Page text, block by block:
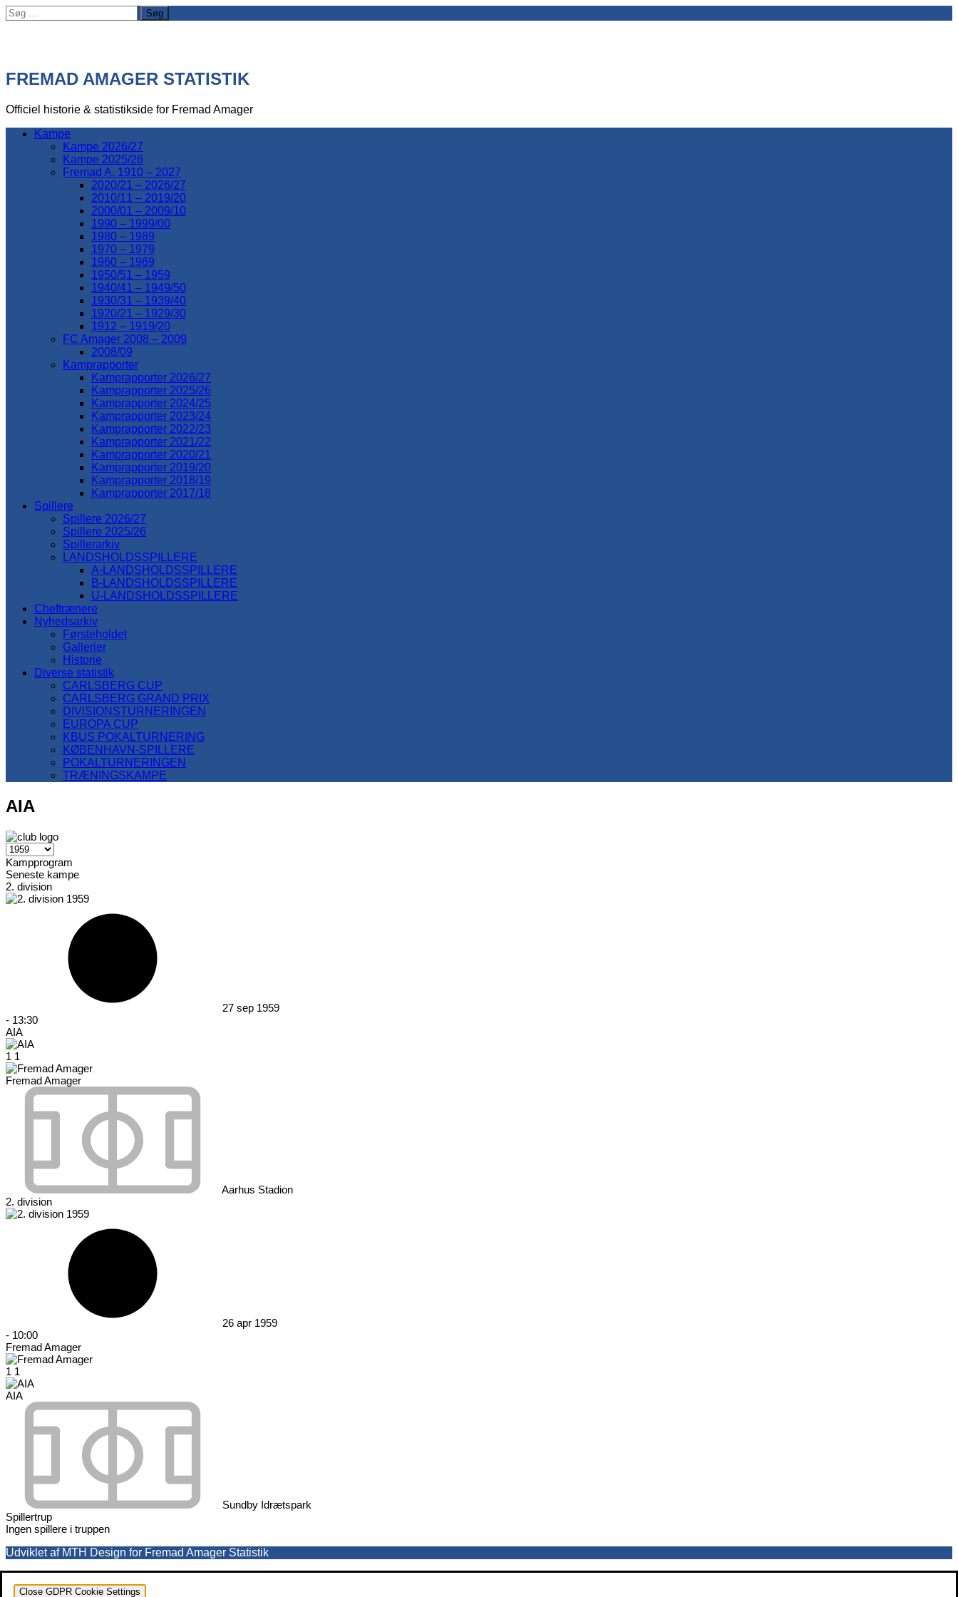
Søg
efter:
FREMAD AMAGER STATISTIK
Officiel historie & statistikside for Fremad Amager
Kampe
Kampe 2026/27
Kampe 2025/26
Fremad A. 1910 – 2027
2020/21 – 2026/27
2010/11 – 2019/20
2000/01 – 2009/10
1990 – 1999/00
1980 – 1989
1970 – 1979
1960 – 1969
1950/51 – 1959
1940/41 – 1949/50
1930/31 – 1939/40
1920/21 – 1929/30
1912 – 1919/20
FC Amager 2008 – 2009
2008/09
Kamprapporter
Kamprapporter 2026/27
Kamprapporter 2025/26
Kamprapporter 2024/25
Kamprapporter 2023/24
Kamprapporter 2022/23
Kamprapporter 2021/22
Kamprapporter 2020/21
Kamprapporter 2019/20
Kamprapporter 2018/19
Kamprapporter 2017/18
Spillere
Spillere 2026/27
Spillere 2025/26
Spillerarkiv
LANDSHOLDSSPILLERE
A-LANDSHOLDSSPILLERE
B-LANDSHOLDSSPILLERE
U-LANDSHOLDSSPILLERE
Cheftrænere
Nyhedsarkiv
Førsteholdet
Gallerier
Historie
Diverse statistik
CARLSBERG CUP
CARLSBERG GRAND PRIX
DIVISIONSTURNERINGEN
EUROPA CUP
KBUS POKALTURNERING
KØBENHAVN-SPILLERE
POKALTURNERINGEN
TRÆNINGSKAMPE
AIA
Kampprogram
Seneste kampe
2. division
27 sep 1959
- 13:30
AIA
1 1
Fremad Amager
Aarhus Stadion
2. division
26 apr 1959
- 10:00
Fremad Amager
1 1
AIA
Sundby Idrætspark
Spillertrup
Ingen spillere i truppen
Udviklet af MTH Design for Fremad Amager Statistik
Close GDPR Cookie Settings